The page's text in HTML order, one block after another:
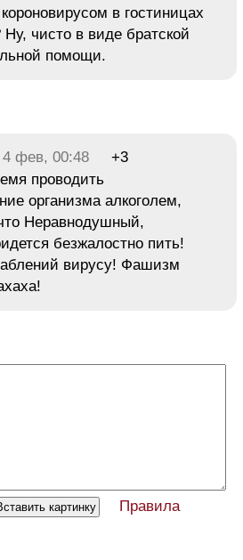
в гостиницах
Ну, чисто в виде братской
помощи.
4 фев, 00:48
+3
проводить
организма алкоголем,
Неравнодушный,
безжалостно пить!
вирусу! Фашизм
Правила